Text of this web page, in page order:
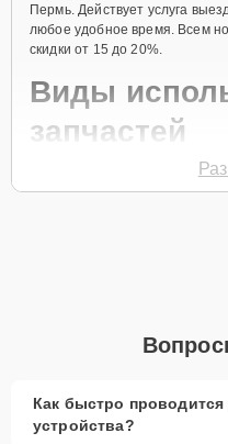
Пермь. Действует услуга
любое удобное время. Всем
скидки от 15 до 20%.
Виды
запчастей
Для ремонта синтезатора
активное
запчастей.
При наличии планов
Как быстро проводится
устройства?